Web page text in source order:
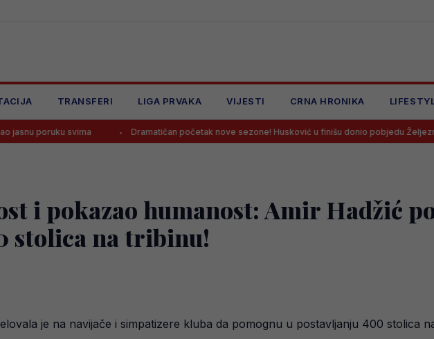
TRANSFERI LIGA PRVAKA VIJESTI CRNA HRONIKA
svima Dramatičan početak nove sezone! Husković u finišu donio pobjedu Željezničaru na
i pokazao humanost: Amir Hadžić
stolica na tribinu!
je na navijače i simpatizere kluba da pomognu u postavljanju 400 stolica